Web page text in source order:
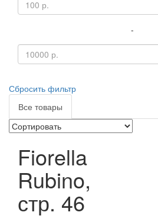
-
Сбросить фильтр
Все товары
Fiorella
Rubino,
стр. 46